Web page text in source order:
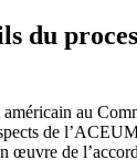
du
au
de
œuvre de